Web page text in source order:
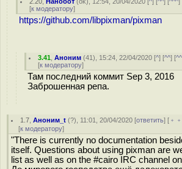
[к модератору]
https://github.com/libpixman/pixman
3.41 ,Аноним (41), 15:24, 22/04/2020 [^] [^^] [
[к модератору]
Там последний коммит Sep 3, 2016
Заброшенная репа.
1.7 ,Аноним_t (?), 11:01, 20/04/2020 [ответить] [
[к модератору]
"There is currently no documentation
itself. Questions about using pixman are
list as well as on the #cairo IRC channel